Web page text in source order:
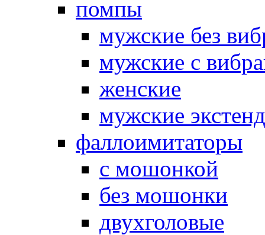
помпы
мужские без
мужские с
женские
мужские
фаллоимитаторы
с мошонкой
без мошонки
двухголовые